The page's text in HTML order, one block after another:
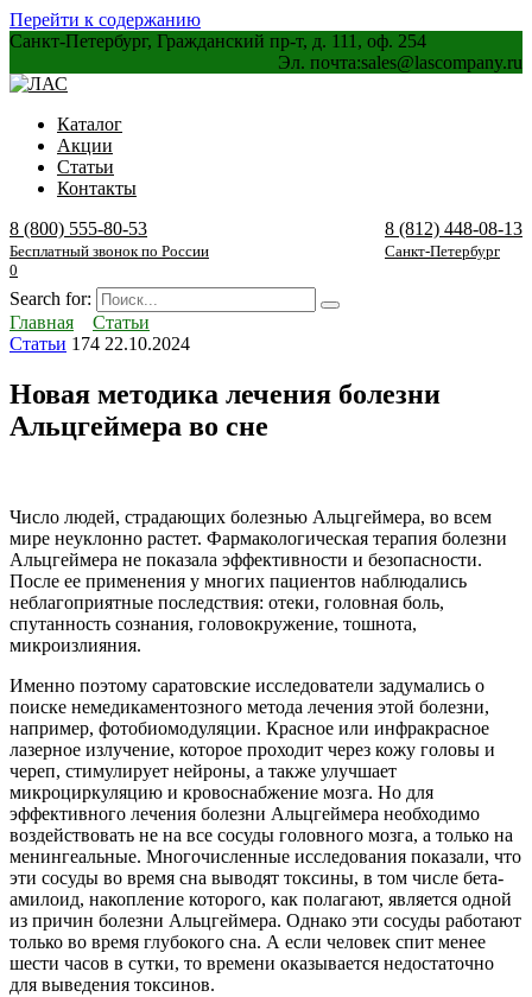
Перейти к содержанию
Санкт-Петербург, Гражданский пр-т, д. 111, оф. 254
Эл. почта:sales@lascompany.ru
Каталог
Акции
Статьи
Контакты
8 (800) 555-80-53
Бесплатный звонок по России
8 (812) 448-08-13
Санкт-Петербург
0
Search for:
Главная
Статьи
Статьи 174 22.10.2024
Новая методика лечения болезни
Альцгеймера во сне
Число людей, страдающих болезнью Альцгеймера, во всем
мире неуклонно растет. Фармакологическая терапия болезни
Альцгеймера не показала эффективности и безопасности.
После ее применения у многих пациентов наблюдались
неблагоприятные последствия: отеки, головная боль,
спутанность сознания, головокружение, тошнота,
микроизлияния.
Именно поэтому саратовские исследователи задумались о
поиске немедикаментозного метода лечения этой болезни,
например, фотобиомодуляции. Красное или инфракрасное
лазерное излучение, которое проходит через кожу головы и
череп, стимулирует нейроны, а также улучшает
микроциркуляцию и кровоснабжение мозга. Но для
эффективного лечения болезни Альцгеймера необходимо
воздействовать не на все сосуды головного мозга, а только на
менингеальные. Многочисленные исследования показали, что
эти сосуды во время сна выводят токсины, в том числе бета-
амилоид, накопление которого, как полагают, является одной
из причин болезни Альцгеймера. Однако эти сосуды работают
только во время глубокого сна. А если человек спит менее
шести часов в сутки, то времени оказывается недостаточно
для выведения токсинов.